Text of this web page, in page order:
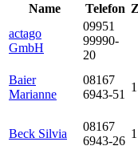
Name
Telefon
actago
GmbH
09951
99990-
20
Baier
Marianne
08167
6943-51
Beck Silvia
08167
6943-26